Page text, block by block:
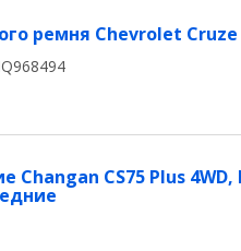
ремня Chevrolet Cruze
CS75 Plus 4WD,